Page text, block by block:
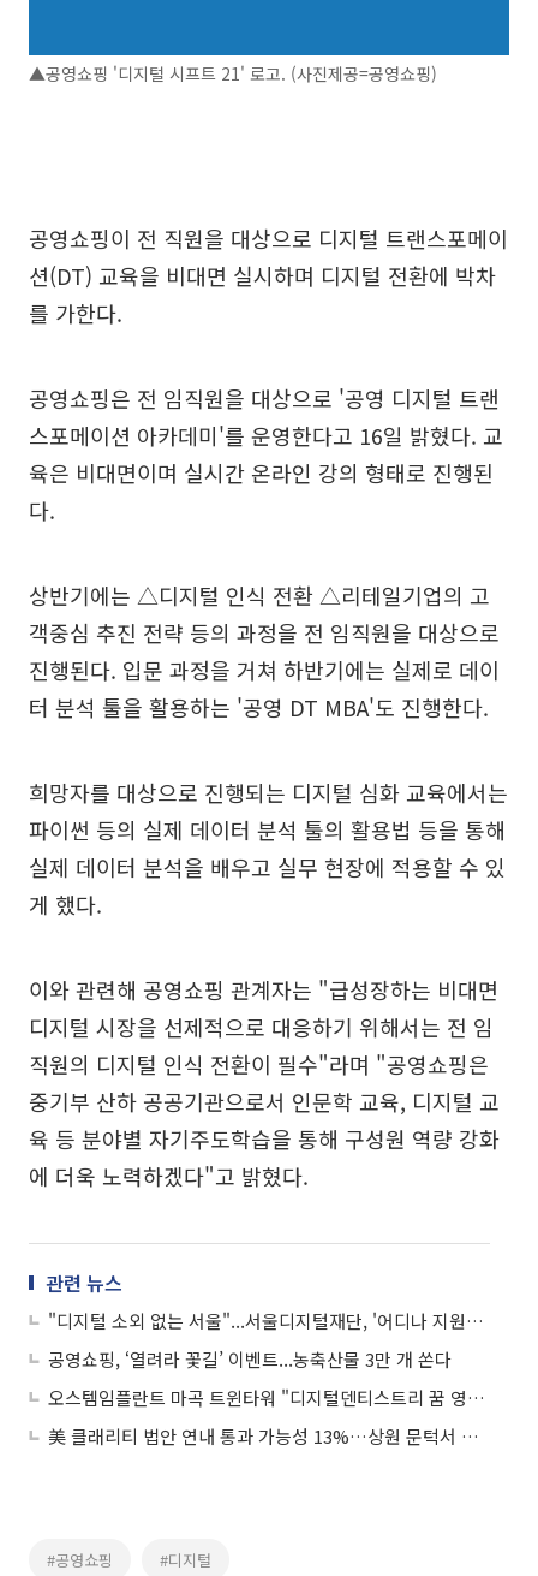
▲공영쇼핑 '디지털 시프트 21' 로고. (사진제공=공영쇼핑)
공영쇼핑이 전 직원을 대상으로 디지털 트랜스포메이
션(DT) 교육을 비대면 실시하며 디지털 전환에 박차
를 가한다.
공영쇼핑은 전 임직원을 대상으로 '공영 디지털 트랜
스포메이션 아카데미'를 운영한다고 16일 밝혔다. 교
육은 비대면이며 실시간 온라인 강의 형태로 진행된
다.
상반기에는 △디지털 인식 전환 △리테일기업의 고
객중심 추진 전략 등의 과정을 전 임직원을 대상으로
진행된다. 입문 과정을 거쳐 하반기에는 실제로 데이
터 분석 툴을 활용하는 '공영 DT MBA'도 진행한다.
희망자를 대상으로 진행되는 디지털 심화 교육에서는
파이썬 등의 실제 데이터 분석 툴의 활용법 등을 통해
실제 데이터 분석을 배우고 실무 현장에 적용할 수 있
게 했다.
이와 관련해 공영쇼핑 관계자는 "급성장하는 비대면
디지털 시장을 선제적으로 대응하기 위해서는 전 임
직원의 디지털 인식 전환이 필수"라며 "공영쇼핑은
중기부 산하 공공기관으로서 인문학 교육, 디지털 교
육 등 분야별 자기주도학습을 통해 구성원 역량 강화
에 더욱 노력하겠다"고 밝혔다.
관련 뉴스
"디지털 소외 없는 서울"...서울디지털재단, '어디나 지원단' 모집
공영쇼핑, ‘열려라 꽃길’ 이벤트...농축산물 3만 개 쏜다
오스템임플란트 마곡 트윈타워 "디지털덴티스트리 꿈 영근다"
美 클래리티 법안 연내 통과 가능성 13%…상원 문턱서 제동
#공영쇼핑 #디지털